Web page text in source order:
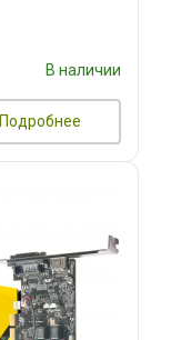
В наличии
Подробнее